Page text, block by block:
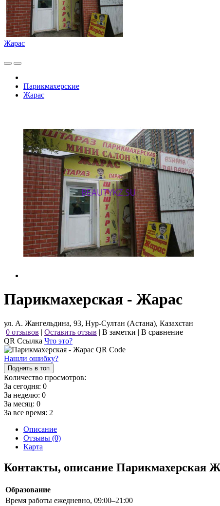
Жарас
Парикмахерские
Жарас
Парикмахерская - Жарас
ул. А. Жангельдина, 93, Нур-Султан (Астана), Казахстан
0 отзывов | Оставить отзыв | В заметки | В сравнение
QR Ссылка Что это?
Нашли ошибку?
Поднять в топ
Количество просмотров:
За сегодня: 0
За неделю: 0
За месяц: 0
За все время: 2
Описание
Отзывы (0)
Карта
Контакты, описание Парикмахерская
Образование
Время работы ежедневно, 09:00–21:00